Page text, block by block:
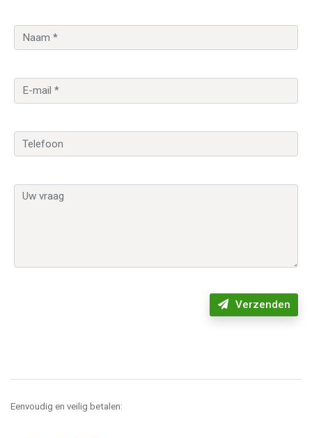
Verzenden
Eenvoudig en veilig betalen: